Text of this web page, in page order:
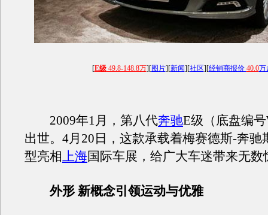
[E级49.8-148.8万][图片][新闻][社区][经销商报价 40.0万
2009年1月，第八代奔驰E级（底盘编
出世。4月20日，这款承载着梅赛德斯-奔驰
型亮相上海国际车展，给广大车迷带来无数
外形 新概念引领运动与优雅